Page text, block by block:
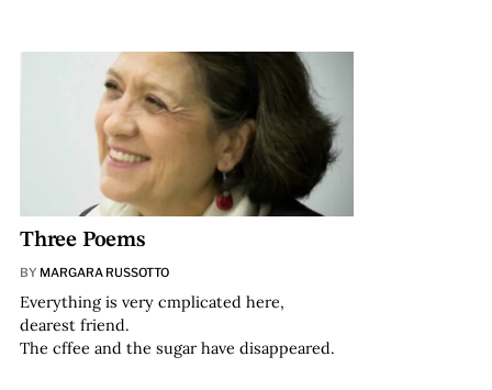
Three Poems
BY MARGARA RUSSOTTO
Everything is very cmplicated here,
dearest friend.
The cffee and the sugar have disappeared.